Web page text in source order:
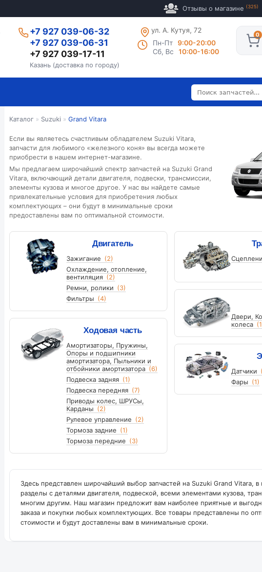
Отзывы о магазине (325)
+7 927 039-06-32
+7 927 039-06-31
+7 927 039-17-11
Казань (доставка по городу)
ул. А. Кутуя, 72
Пн-Пт
9:00-20:00
Сб, Вс
10:00-16:00
Каталог » Suzuki » Grand Vitara
Если вы являетесь счастливым обладателем Suzuki Vitara,
запчасти для любимого «железного коня» вы всегда можете
приобрести в нашем интернет-магазине.
Мы предлагаем широчайший спектр запчастей на Suzuki Grand
Vitara, включающий детали двигателя, подвески, трансмиссии,
элементы кузова и многое другое. У нас вы найдете самые
привлекательные условия для приобретения любых
комплектующих – они будут в минимальные сроки
предоставлены вам по оптимальной стоимости.
Двигатель
Зажигание (2)
Охлаждение, отопление,
вентиляция (2)
Ремни, ролики (3)
Фильтры (4)
Двери,
колеса
Ходовая часть
Амортизаторы, Пружины,
Опоры и подшипники
амортизатора, Пыльники и
отбойники амортизатора (6)
Подвеска задняя (1)
Подвеска передняя (7)
Приводы колес, ШРУСы,
Карданы (2)
Рулевое управление (2)
Тормоза задние (1)
Тормоза передние (3)
Датчики
Фары (1)
Здесь представлен широчайший выбор запчастей на Suzuki Grand Vitara, в
разделы с деталями двигателя, подвеской, всеми элементами кузова,
многим другим. Наш магазин предложит вам наиболее приятные и
заказа и покупки любых комплектующих. Все товары представлены по
стоимости и будут доставлены вам в минимальные сроки.